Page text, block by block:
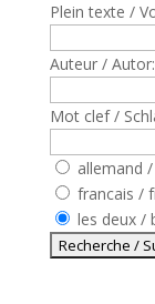
Plein texte /
Auteur / Autor:
Mot clef /
allemand
francais /
les deux /